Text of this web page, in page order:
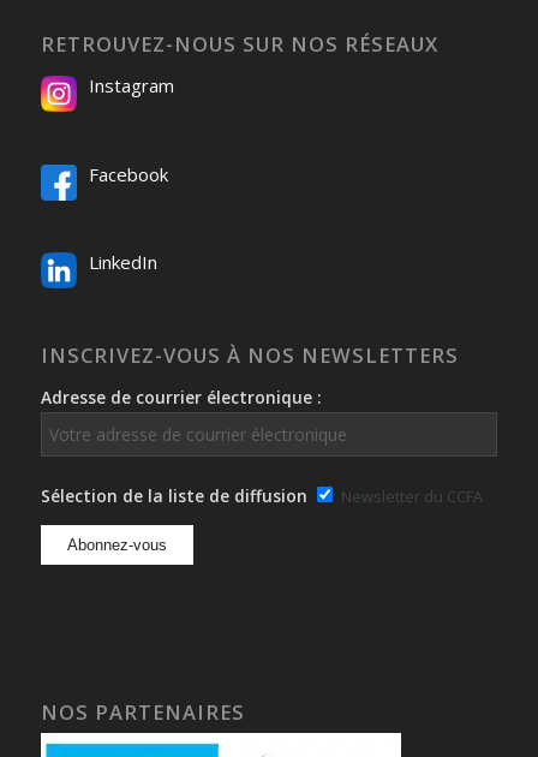
RETROUVEZ-NOUS SUR NOS RÉSEAUX
Instagram
Facebook
LinkedIn
INSCRIVEZ-VOUS À NOS NEWSLETTERS
Adresse de courrier électronique :
Sélection de la liste de diffusion Newsletter du CCFA
NOS PARTENAIRES